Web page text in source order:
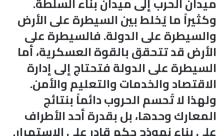
وكثيراً ما يُخلط بين السيطرة على الأرض
والسيطرة على الدولة. فالسيطرة على
الأرض قد تتحقق بالقوة العسكرية، أما
السيطرة على الدولة فتحتاج إلى إدارة
الاقتصاد والخدمات والتعليم والأمن.
ولهذا لا تُحسم الحروب دائماً بنتائج
المعارك وحدها، بل بقدرة أحد الأطراف
على بناء نموذج حكم قادر على الاستمرار.